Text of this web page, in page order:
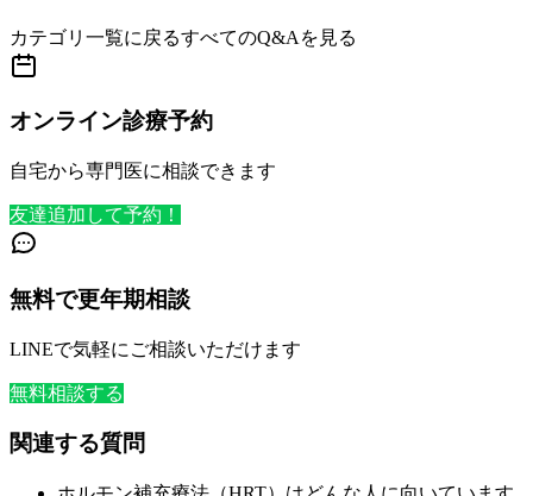
カテゴリ一覧に戻るすべてのQ&Aを見る
オンライン診療予約
自宅から専門医に相談できます
友達追加して予約！
無料で更年期相談
LINEで気軽にご相談いただけます
無料相談する
関連する質問